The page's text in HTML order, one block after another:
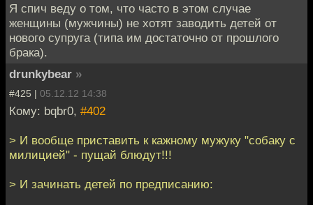
Я спич веду о том, что часто в этом случае
женщины (мужчины) не хотят заводить детей от
нового супруга (типа им достаточно от прошлого
брака).
drunkybear »
#425 | 05.12.12 14:38
Кому: bqbr0, #402
> И вообще приставить к кажному мужуку "собаку с
милицией" - пущай блюдут!!!
> И зачинать детей по предписанию: